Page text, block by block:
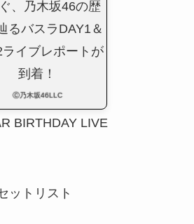
Ⓒ乃木坂46LLC
BIRTHDAY LIVE
ットリスト